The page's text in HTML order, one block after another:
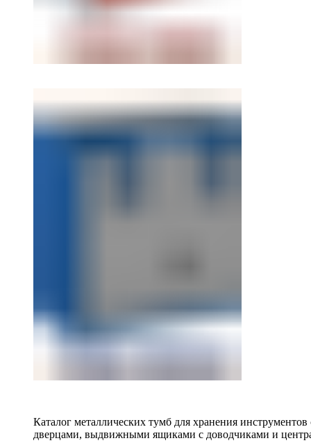
Каталог металлических тумб для хранения
дверцами, выдвижными ящиками с доводчиками и